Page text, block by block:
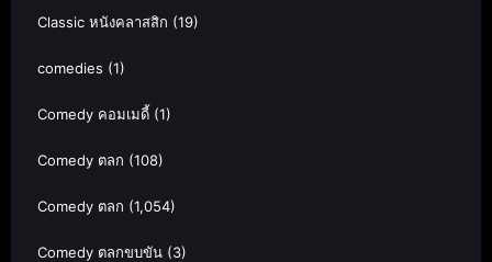
Classic หนังคลาสสิก (19)
comedies (1)
Comedy คอมเมดี้ (1)
Comedy ตลก (108)
Comedy ตลก (1,054)
Comedy ตลกขบขัน (3)